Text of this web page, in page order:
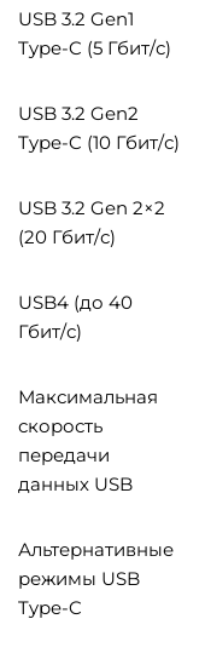
USB 3.2 Gen1
Type-C (5 Гбит/с)
USB 3.2 Gen2
Type-C (10 Гбит/с)
USB 3.2 Gen 2×2
(20 Гбит/с)
USB4 (до 40
Гбит/с)
Максимальная
скорость
передачи
данных USB
Альтернативные
режимы USB
Type-C